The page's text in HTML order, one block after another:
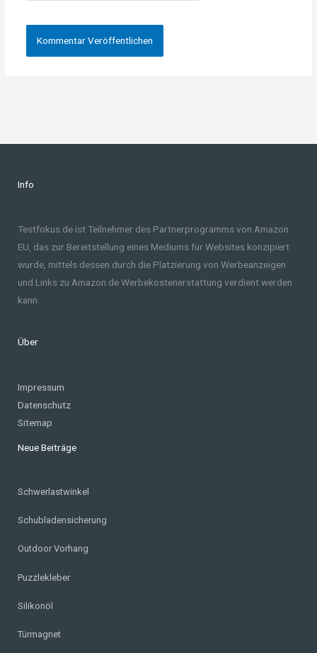
Info
Testfokus.de ist Teilnehmer des Partnerprogramms von Amazon
EU, das zur Bereitstellung eines Mediums für Websites konzipiert
wurde, mittels dessen durch die Platzierung von Werbeanzeigen
und Links zu Amazon.de Werbekostenerstattung verdient werden
kann.
Über
Impressum
Datenschutz
Sitemap
Neue Beiträge
Schwerlastwinkel
Schubladensicherung
Outdoor Vorhang
Puzzlekleber
Silikonöl
Türmagnet